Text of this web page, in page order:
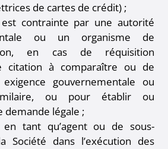
de cartes de crédit) ;
contrainte par une autorité
ou un organisme de
en cas de réquisition
citation à comparaître ou de
gouvernementale ou
ou pour établir ou
demande légale ;
tant qu’agent ou de sous-
Société dans l’exécution des